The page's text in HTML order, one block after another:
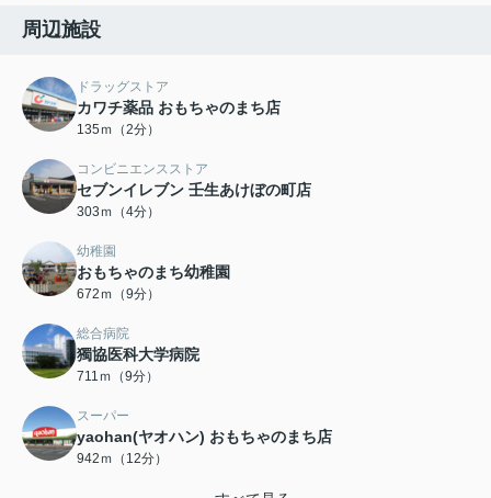
周辺施設
ドラッグストア
カワチ薬品 おもちゃのまち店
135ｍ（2分）
コンビニエンスストア
セブンイレブン 壬生あけぼの町店
303ｍ（4分）
幼稚園
おもちゃのまち幼稚園
672ｍ（9分）
総合病院
獨協医科大学病院
711ｍ（9分）
スーパー
yaohan(ヤオハン) おもちゃのまち店
942ｍ（12分）